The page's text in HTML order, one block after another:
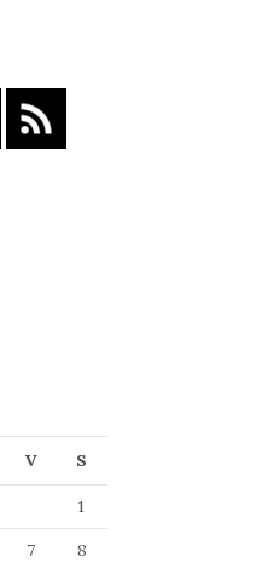
V S
1
7
8